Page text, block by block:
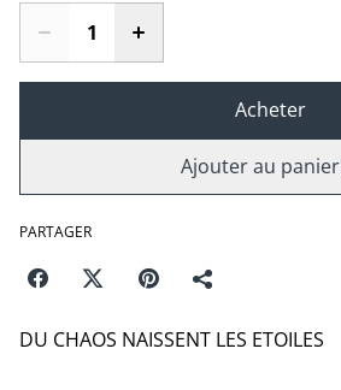
Acheter
Ajouter au panier
PARTAGER
DU CHAOS NAISSENT LES ETOILES